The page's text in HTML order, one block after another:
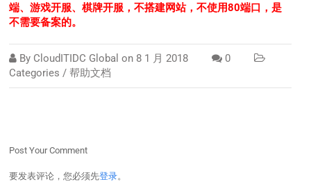
端、游戏开服、棋牌开服，不搭建网站，不使用80端口，是
不需要备案的。
By CloudITIDC Global on 8 1 月 2018
0
Categories /帮助文档
Post Your Comment
要发表评论，您必须先登录。